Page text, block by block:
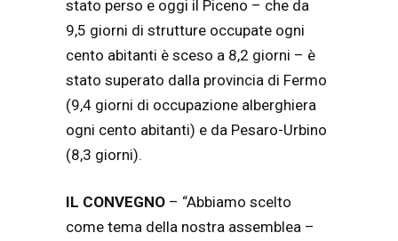
stato perso e oggi il Piceno – che da
9,5 giorni di strutture occupate ogni
cento abitanti è sceso a 8,2 giorni – è
stato superato dalla provincia di Fermo
(9,4 giorni di occupazione alberghiera
ogni cento abitanti) e da Pesaro-Urbino
(8,3 giorni).
IL CONVEGNO – “Abbiamo scelto
come tema della nostra assemblea –